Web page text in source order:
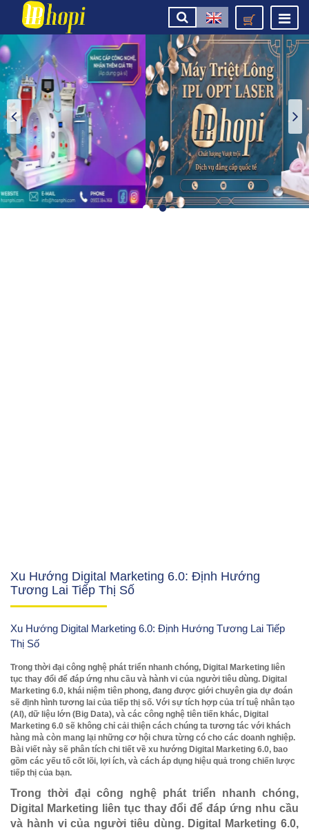
Xu Hướng Digital Marketing 6.0: Định Hướng
Tương Lai Tiếp Thị Số
Xu Hướng Digital Marketing 6.0: Định Hướng Tương Lai Tiếp
Thị Số
Trong thời đại công nghệ phát triển nhanh chóng, Digital Marketing liên
tục thay đổi để đáp ứng nhu cầu và hành vi của người tiêu dùng. Digital
Marketing 6.0, khái niệm tiên phong, đang được giới chuyên gia dự đoán
sẽ định hình tương lai của tiếp thị số. Với sự tích hợp của trí tuệ nhân tạo
(AI), dữ liệu lớn (Big Data), và các công nghệ tiên tiến khác, Digital
Marketing 6.0 sẽ không chỉ cải thiện cách chúng ta tương tác với khách
hàng mà còn mang lại những cơ hội chưa từng có cho các doanh nghiệp.
Bài viết này sẽ phân tích chi tiết về xu hướng Digital Marketing 6.0, bao
gồm các yếu tố cốt lõi, lợi ích, và cách áp dụng hiệu quả trong chiến lược
tiếp thị của bạn.
Trong thời đại công nghệ phát triển nhanh chóng,
Digital Marketing liên tục thay đổi để đáp ứng nhu cầu
và hành vi của người tiêu dùng. Digital Marketing 6.0,